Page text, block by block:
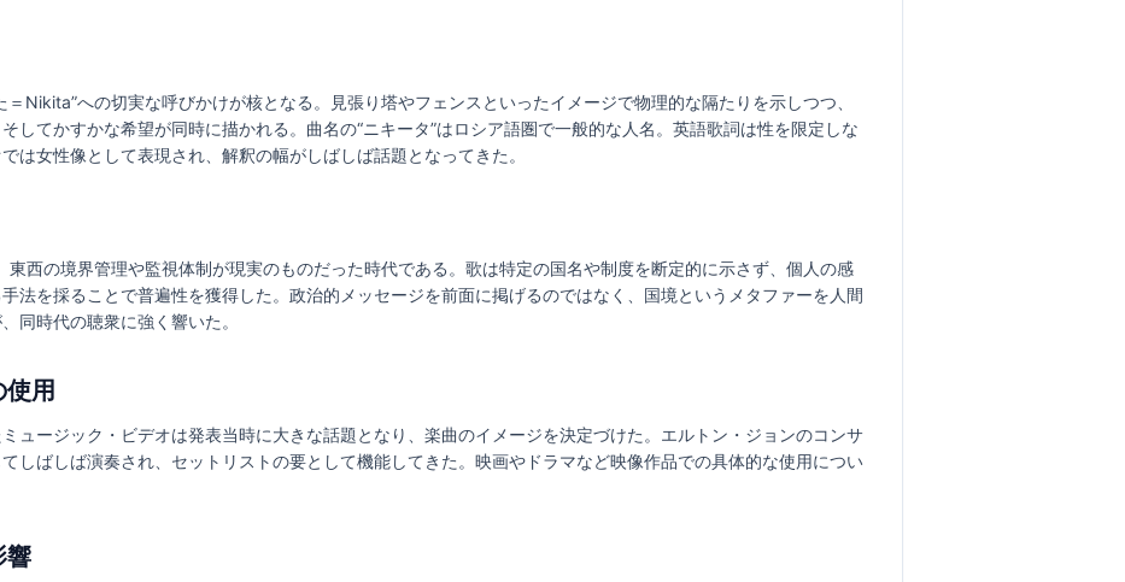
＝Nikita”への切実な呼びかけが核となる。見張り塔やフェンスといったイメージで物理的な隔たりを示しつつ、
してかすかな希望が同時に描かれる。曲名の“ニキータ”はロシア語圏で一般的な人名。英語歌詞は性を限定しな
は女性像として表現され、解釈の幅がしばしば話題となってきた。
西の境界管理や監視体制が現実のものだった時代である。歌は特定の国名や制度を断定的に示さず、個人の感
法を採ることで普遍性を獲得した。政治的メッセージを前面に掲げるのではなく、国境というメタファーを人間
同時代の聴衆に強く響いた。
用
ュージック・ビデオは発表当時に大きな話題となり、楽曲のイメージを決定づけた。エルトン・ジョンのコンサ
しばしば演奏され、セットリストの要として機能してきた。映画やドラマなど映像作品での具体的な使用につい
響